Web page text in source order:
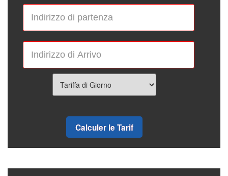
Calculer le Tarif